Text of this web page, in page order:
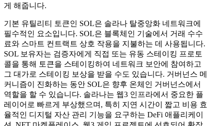
게 해줍니다.
기본 유틸리티 토큰인 SOL은 솔라나 탈중앙화 네트워크에
필수적인 요소입니다. SOL은 블록체인 기술에서 거래 수수
료와 스마트 컨트랙트 상호 작용을 지불하는 데 사용됩니다.
SOL 보유자는 검증자에게 직접 또는 유동 스테이킹 프로토
콜을 통해 토큰을 스테이킹하여 네트워크 보안에 참여하고
그 대가로 스테이킹 보상을 받을 수도 있습니다. 거버넌스 메
커니즘이 진화하는 동안 SOL은 향후 온체인 거버넌스에서
역할을 할 수 있습니다. 솔라나는 웹3 인프라에서 중요한 플
레이어로 빠르게 부상했으며, 특히 지연 시간이 짧고 비용 효
율적인 디지털 자산 관리 기능을 요구하는 DeFi 애플리케이